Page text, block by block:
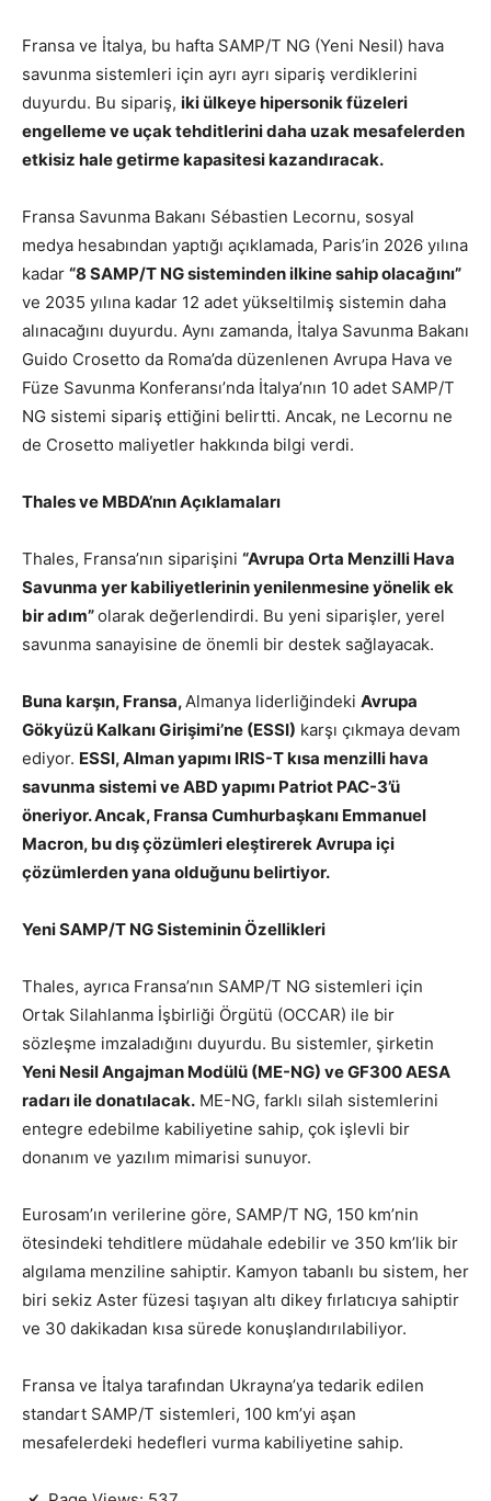
Fransa ve İtalya, bu hafta SAMP/T NG (Yeni Nesil) hava
savunma sistemleri için ayrı ayrı sipariş verdiklerini
duyurdu. Bu sipariş, iki ülkeye hipersonik füzeleri
engelleme ve uçak tehditlerini daha uzak mesafelerden
etkisiz hale getirme kapasitesi kazandıracak.
Fransa Savunma Bakanı Sébastien Lecornu, sosyal
medya hesabından yaptığı açıklamada, Paris’in 2026 yılına
kadar “8 SAMP/T NG sisteminden ilkine sahip olacağını”
ve 2035 yılına kadar 12 adet yükseltilmiş sistemin daha
alınacağını duyurdu. Aynı zamanda, İtalya Savunma Bakanı
Guido Crosetto da Roma’da düzenlenen Avrupa Hava ve
Füze Savunma Konferansı’nda İtalya’nın 10 adet SAMP/T
NG sistemi sipariş ettiğini belirtti. Ancak, ne Lecornu ne
de Crosetto maliyetler hakkında bilgi verdi.
Thales ve MBDA’nın Açıklamaları
Thales, Fransa’nın siparişini “Avrupa Orta Menzilli Hava
Savunma yer kabiliyetlerinin yenilenmesine yönelik ek
bir adım”olarak değerlendirdi. Bu yeni siparişler, yerel
savunma sanayisine de önemli bir destek sağlayacak.
Buna karşın, Fransa,Almanya liderliğindeki Avrupa
Gökyüzü Kalkanı Girişimi’ne (ESSI) karşı çıkmaya devam
ediyor. ESSI, Alman yapımı IRIS-T kısa menzilli hava
savunma sistemi ve ABD yapımı Patriot PAC-3’ü
öneriyor. Ancak, Fransa Cumhurbaşkanı Emmanuel
Macron, bu dış çözümleri eleştirerek Avrupa içi
çözümlerden yana olduğunu belirtiyor.
Yeni SAMP/T NG Sisteminin Özellikleri
Thales, ayrıca Fransa’nın SAMP/T NG sistemleri için
Ortak Silahlanma İşbirliği Örgütü (OCCAR) ile bir
sözleşme imzaladığını duyurdu. Bu sistemler, şirketin
Yeni Nesil Angajman Modülü (ME-NG) ve GF300 AESA
radarı ile donatılacak. ME-NG, farklı silah sistemlerini
entegre edebilme kabiliyetine sahip, çok işlevli bir
donanım ve yazılım mimarisi sunuyor.
Eurosam’ın verilerine göre, SAMP/T NG, 150 km’nin
ötesindeki tehditlere müdahale edebilir ve 350 km’lik bir
algılama menziline sahiptir. Kamyon tabanlı bu sistem, her
biri sekiz Aster füzesi taşıyan altı dikey fırlatıcıya sahiptir
ve 30 dakikadan kısa sürede konuşlandırılabiliyor.
Fransa ve İtalya tarafından Ukrayna’ya tedarik edilen
standart SAMP/T sistemleri, 100 km’yi aşan
mesafelerdeki hedefleri vurma kabiliyetine sahip.